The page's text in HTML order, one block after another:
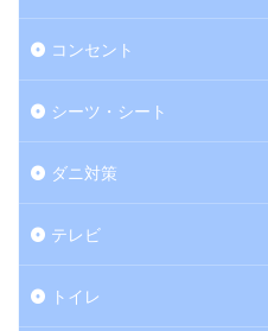
コンセント
シーツ・シート
ダニ対策
テレビ
トイレ